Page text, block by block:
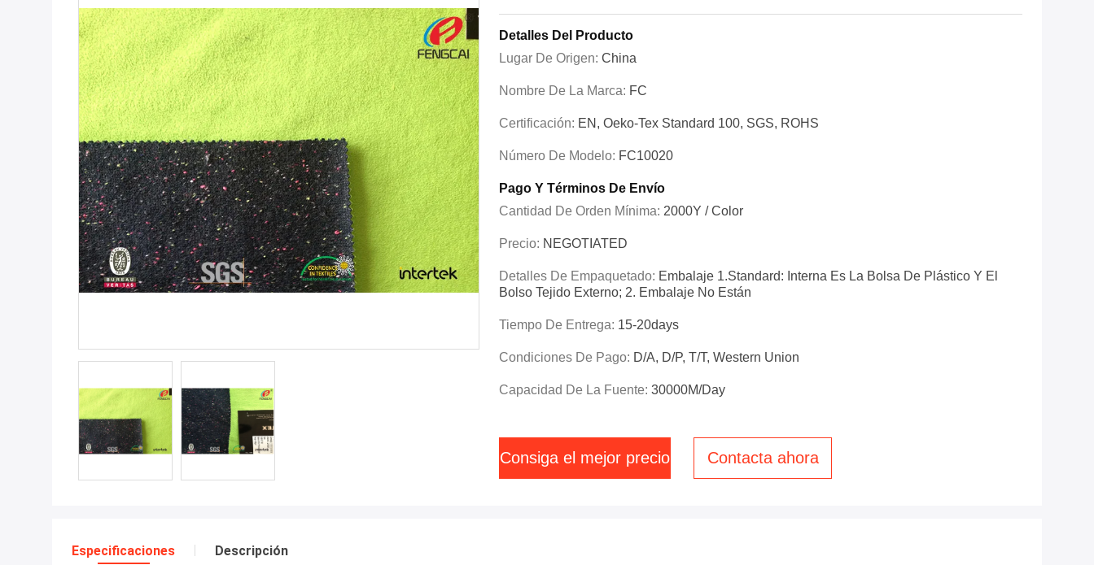
Detalles Del Producto
Lugar De Origen: China
Nombre De La Marca: FC
Certificación: EN, Oeko-Tex Standard 100, SGS, ROHS
Número De Modelo: FC10020
Pago Y Términos De Envío
Cantidad De Orden Mínima: 2000Y / Color
Precio: NEGOTIATED
Detalles De Empaquetado: Embalaje 1.Standard: Interna Es La Bolsa De Plástico Y El
Bolso Tejido Externo; 2. Embalaje No Están
Tiempo De Entrega: 15-20days
Condiciones De Pago: D/A, D/P, T/T, Western Union
Capacidad De La Fuente: 30000M/day
Consiga el mejor precio Contacta ahora
Especificaciones Descripción